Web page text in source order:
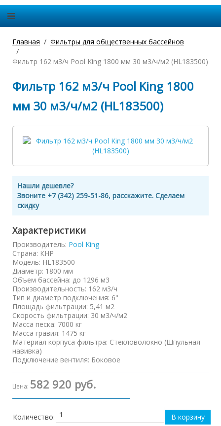
Главная Фильтры для общественных бассейнов
Фильтр 162 м3/ч Pool King 1800 мм 30 м3/ч/м2 (HL183500)
Фильтр 162 м3/ч Pool King 1800
мм 30 м3/ч/м2 (HL183500)
Нашли дешевле?
Звоните +7 (342) 259-51-86, расскажите. Сделаем
скидку
Характеристики
Производитель: Pool King
Страна: КНР
Модель: HL183500
Диаметр: 1800 мм
Объем бассейна: до 1296 м3
Производительность: 162 м3/ч
Тип и диаметр подключения: 6''
Площадь фильтрации: 5,41 м2
Скорость фильтрации: 30 м3/ч/м2
Масса песка: 7000 кг
Масса гравия: 1475 кг
Материал корпуса фильтра: Стекловолокно (Шпульная
навивка)
Подключение вентиля: Боковое
Цена: 582 920 руб.
Количество: